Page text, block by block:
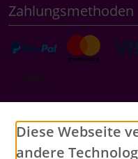
Zahlungsmethoden
Social Media
Diese Webseite
andere